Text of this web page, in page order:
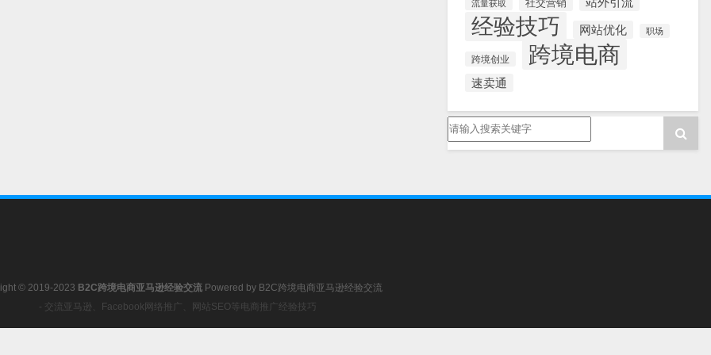
流量获取 社交营销
经验技巧 网站优化 职场
跨境创业 跨境电商
速卖通
© 2019-2023 B2C跨境电商亚马逊经验交流 Powered by B2C跨境电商亚马逊经验交流
- 交流亚马逊、Facebook网络推广、网站SEO等电商推广经验技巧